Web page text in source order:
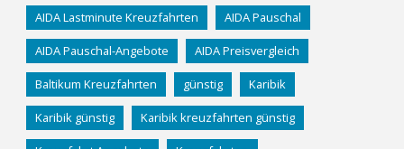
AIDA Lastminute Kreuzfahrten AIDA Pauschal
AIDA Pauschal-Angebote AIDA Preisvergleich
Baltikum Kreuzfahrten günstig Karibik
Karibik günstig Karibik kreuzfahrten günstig